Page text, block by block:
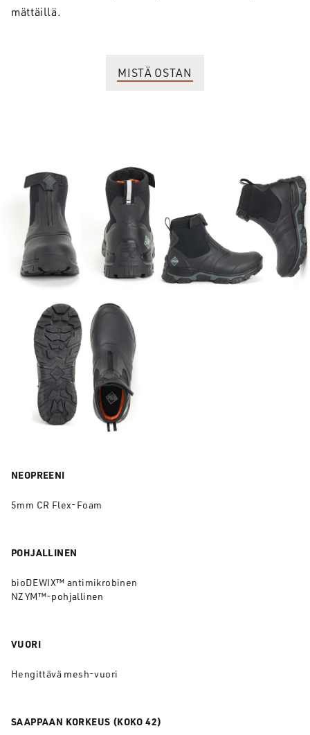
mättäillä.
MISTÄ OSTAN
NEOPREENI
5mm CR Flex-Foam
POHJALLINEN
bioDEWIX™ antimikrobinen
NZYM™-pohjallinen
VUORI
Hengittävä mesh-vuori
SAAPPAAN KORKEUS (KOKO 42)